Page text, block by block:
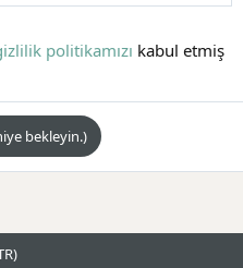
politikamızı kabul etmiş
bekleyin.)